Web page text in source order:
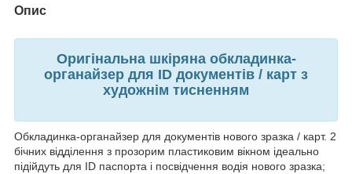
Опис
Оригінальна шкіряна обкладинка-
органайзер для ID документів / карт з
художнім тисненням
Обкладинка-органайзер для документів нового зразка / карт. 2
бічних відділення з прозорим пластиковим вікном ідеально
підійдуть для ID паспорта і посвідчення водія нового зразка;